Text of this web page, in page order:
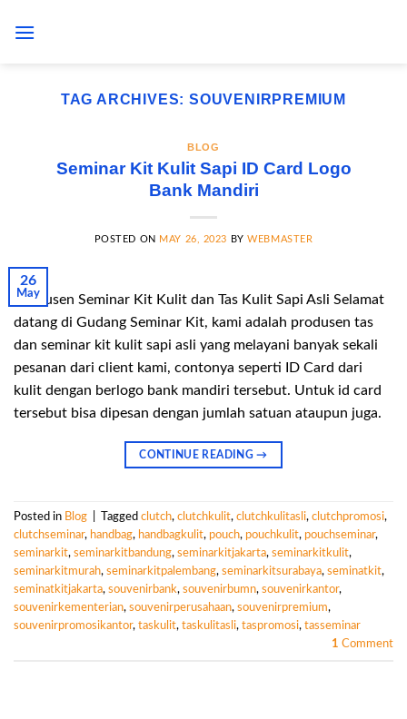
TAG ARCHIVES:SOUVENIRPREMIUM
BLOG
Seminar Kit Kulit Sapi ID Card Logo
Bank Mandiri
POSTED ON MAY 26, 2023 BYWEBMASTER
26
May
Produsen Seminar Kit Kulit dan Tas Kulit Sapi Asli Selamat
datang di Gudang Seminar Kit, kami adalah produsen tas
dan seminar kit kulit sapi asli yang melayani banyak sekali
pesanan dari client kami, contonya seperti ID Card dari
kulit dengan berlogo bank mandiri tersebut. Untuk id card
tersebut bisa dipesan dengan jumlah satuan ataupun juga.
CONTINUE READING→
Posted in Blog Tagged clutch, clutchkulit, clutchkulitasli, clutchpromosi,
clutchseminar, handbag, handbagkulit, pouch, pouchkulit, pouchseminar,
seminarkit, seminarkitbandung, seminarkitjakarta, seminarkitkulit,
seminarkitmurah, seminarkitpalembang, seminarkitsurabaya, seminatkit,
seminatkitjakarta, souvenirbank, souvenirbumn, souvenirkantor,
souvenirkementerian, souvenirperusahaan, souvenirpremium,
souvenirpromosikantor, taskulit, taskulitasli, taspromosi, tasseminar
1 Comment